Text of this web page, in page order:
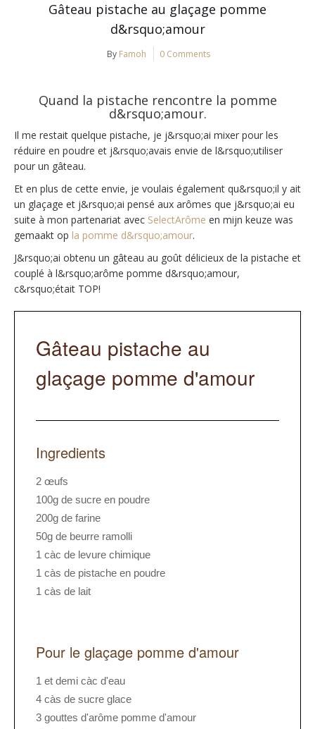
Gâteau pistache au glaçage pomme
d&rsquo;amour
By Famoh 0 Comments
Quand la pistache rencontre la pomme
d&rsquo;amour.
Il me restait quelque pistache, je j&rsquo;ai mixer pour les
réduire en poudre et j&rsquo;avais envie de l&rsquo;utiliser
pour un gâteau.
Et en plus de cette envie, je voulais également qu&rsquo;il y ait
un glaçage et j&rsquo;ai pensé aux arômes que j&rsquo;ai eu
suite à mon partenariat avec SelectArôme en mijn keuze was
gemaakt op la pomme d&rsquo;amour.
J&rsquo;ai obtenu un gâteau au goût délicieux de la pistache et
couplé à l&rsquo;arôme pomme d&rsquo;amour,
c&rsquo;était TOP!
Gâteau pistache au
glaçage pomme d'amour
Ingredients
2 œufs
100g de sucre en poudre
200g de farine
50g de beurre ramolli
1 càc de levure chimique
1 càs de pistache en poudre
1 càs de lait
Pour le glaçage pomme d'amour
1 et demi càc d'eau
4 càs de sucre glace
3 gouttes d'arôme pomme d'amour